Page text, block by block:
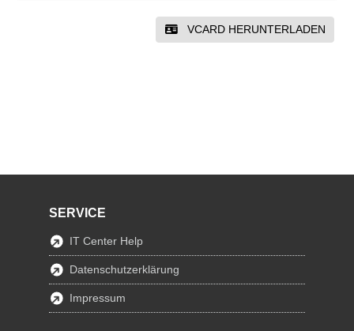
VCARD HERUNTERLADEN
SERVICE
IT Center Help
Datenschutzerklärung
Impressum